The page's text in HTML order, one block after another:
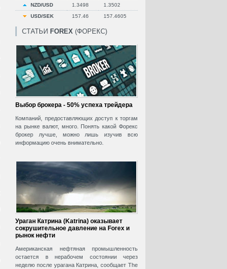
NZD/USD
1.3498
1.3502
USD/SEK
157.46 157.4605
СТАТЬИ FOREX (ФОРЕКС)
Выбор брокера - 50% успеха трейдера
Компаний, предоставляющих доступ к торгам
на рынке валют, много. Понять какой Форекс
брокер лучше, можно лишь изучив всю
информацию очень внимательно.
Ураган Катрина (Katrina) оказывает
сокрушительное давление на Forex и
рынок нефти
Американская нефтяная промышленность
остается в нерабочем состоянии через
неделю после урагана Катрина, сообщает The